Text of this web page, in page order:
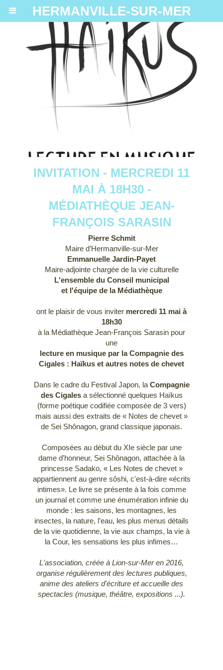
HERMANVILLE-SUR-MER
INVITATION - MERCREDI 11
MAI À 18H30 -
MÉDIATHÈQUE JEAN-
FRANÇOIS SARASIN
Pierre Schmit
Maire d’Hermanville-sur-Mer
Emmanuelle Jardin-Payet
Maire-adjointe chargée de la vie culturelle
L'ensemble du Conseil municipal
et l'équipe de la Médiathèque
ont le plaisir de vous inviter mercredi 11 mai à
18h30
à la Médiathèque Jean-François Sarasin pour
une
lecture en musique par la Compagnie des
Cigales : Haïkus et autres notes de chevet
Dans le cadre du Festival Japon, la Compagnie
des Cigalesa sélectionné quelques Haïkus
(forme poétique codifiée composée de 3 vers)
mais aussi des extraits de « Notes de chevet »
de Sei Shônagon, grand classique japonais.
Composées au début du XIe siècle par une
dame d'honneur, Sei Shônagon, attachée à la
princesse Sadako, « Les Notes de chevet »
appartiennent au genre sôshi, c'est-à-dire «écrits
intimes». Le livre se présente à la fois comme
un journal et comme une énumération infinie du
monde : les saisons, les montagnes, les
insectes, la nature, l’eau, les plus menus détails
de la vie quotidienne, la vie aux champs, la vie à
la Cour, les sensations les plus infimes…
L'association, créée à Lion-sur-Mer en 2016,
organise régulièrement des lectures publiques,
anime des ateliers d'écriture et accueille des
spectacles (musique, théâtre, expositions ...).